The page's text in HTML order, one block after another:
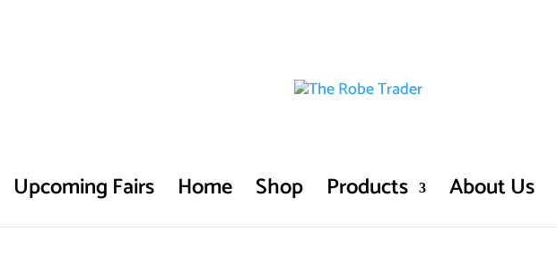
Upcoming Fairs Home Shop Products About Us